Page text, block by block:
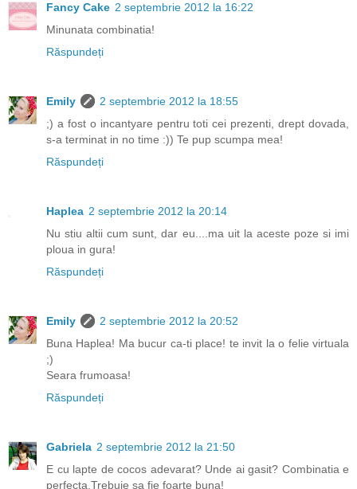
Fancy Cake 2 septembrie 2012 la 16:22
Minunata combinatia!
Răspundeți
Emily
2 septembrie 2012 la 18:55
;) a fost o incantyare pentru toti cei prezenti, drept dovada,
s-a terminat in no time :)) Te pup scumpa mea!
Răspundeți
Haplea 2 septembrie 2012 la 20:14
Nu stiu altii cum sunt, dar eu....ma uit la aceste poze si imi
ploua in gura!
Răspundeți
Emily
2 septembrie 2012 la 20:52
Buna Haplea! Ma bucur ca-ti place! te invit la o felie virtuala
;)
Seara frumoasa!
Răspundeți
Gabriela 2 septembrie 2012 la 21:50
E cu lapte de cocos adevarat? Unde ai gasit? Combinatia e
perfecta.Trebuie sa fie foarte buna!